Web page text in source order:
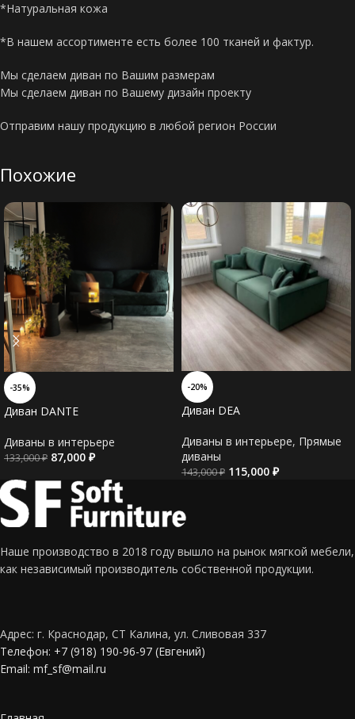
*Натуральная кожа
*В нашем ассортименте есть более 100 тканей и фактур.
Мы сделаем диван по Вашим размерам
Мы сделаем диван по Вашему дизайн проекту
Отправим нашу продукцию в любой регион России
Похожие
-35%
Диван DANTE
Диваны в интерьере
133,000₽ 87,000 ₽
-20%
Диван DEA
Диваны в интерьере, Прямые
диваны
143,000₽ 115,000 ₽
Наше производство в 2018 году вышло на рынок мягкой мебели,
как независимый производитель собственной продукции.
Адрес: г. Краснодар, СТ Калина, ул. Сливовая 337
Телефон: +7 (918) 190-96-97 (Евгений)
Email: mf_sf@mail.ru